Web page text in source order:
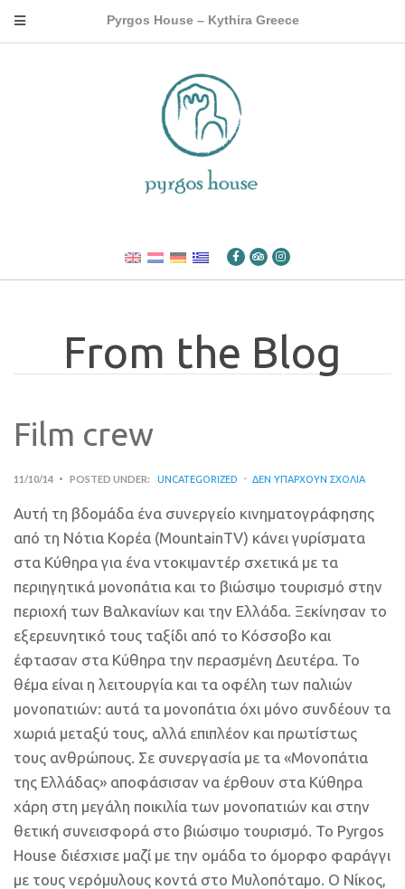
Pyrgos House – Kythira Greece
From the Blog
Film crew
11/10/14 POSTED UNDER: UNCATEGORIZED ΔΕΝ ΥΠΆΡΧΟΥΝ ΣΧΌΛΙΑ
Αυτή τη βδομάδα ένα συνεργείο κινηματογράφησης
από τη Νότια Κορέα (ΜountainTV) κάνει γυρίσματα
στα Κύθηρα για ένα ντοκιμαντέρ σχετικά με τα
περιηγητικά μονοπάτια και το βιώσιμο τουρισμό στην
περιοχή των Βαλκανίων και την Ελλάδα. Ξεκίνησαν το
εξερευνητικό τους ταξίδι από το Κόσσοβο και
έφτασαν στα Κύθηρα την περασμένη Δευτέρα. Το
θέμα είναι η λειτουργία και τα οφέλη των παλιών
μονοπατιών: αυτά τα μονοπάτια όχι μόνο συνδέουν τα
χωριά μεταξύ τους, αλλά επιπλέον και πρωτίστως
τους ανθρώπους. Σε συνεργασία με τα «Μονοπάτια
της Ελλάδας» αποφάσισαν να έρθουν στα Κύθηρα
χάρη στη μεγάλη ποικιλία των μονοπατιών και στην
θετική συνεισφορά στο βιώσιμο τουρισμό. Το Pyrgos
House διέσχισε μαζί με την ομάδα το όμορφο φαράγγι
με τους νερόμυλους κοντά στο Μυλοπόταμο. Ο Νίκος,